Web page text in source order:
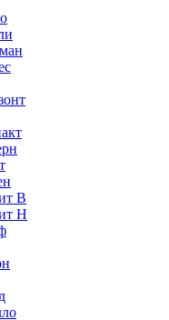
В
Н